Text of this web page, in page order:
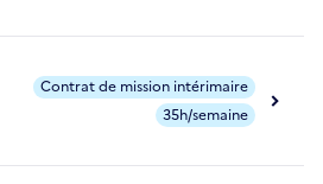
Contrat de mission intérimaire
35h/semaine